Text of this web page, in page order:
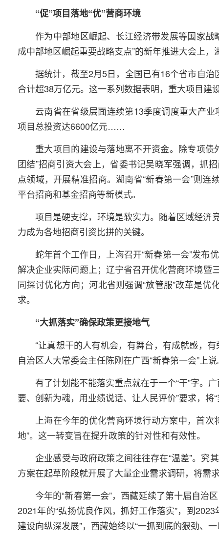
“促”项目落地“优”营商环境
作为中部地区崛起、长江经济带发展等国家
成中部地区崛起重要战略支点”的新年推进大会上
据统计，截至2月5日，全国已有16个省市自
合计超38万亿元。这一系列数据表明，重大项目建
云南省在省级层面连续第13季度调度重大产
项目总投资达6600亿元……
重大项目的建设与落地离不开资金。除专项
团结”招商引资大会上，省委书记吴晓军强调，抓
点领域，开展精准招商。湖南省“新春第一会”则
平台招商和基金招商等新模式。
项目是硬支撑，环境是软实力。随着区域经济
力成为各地招商引资比拼的关键。
蛇年首个工作日，上海召开“新春第一会”发
解决企业实际问题上；辽宁省召开优化营商环境暨
同探讨优化方向；河北省则强调“放管服”改革是
求。
“大抓落实”确保政策更接地气
“让真想干的人有机会，有舞台，有成就感，
自治区人大常委会主任陈刚在广西“新春第一会”上
有了计划能不能落实重点就在于一个“干”字。
要、创新为魂，用业绩说话、让人民评价”要求，将
上海在今年的优化营商环境行动方案中，首次
地”。这一转变旨在提升政策的针对性和有效性。
企业感受与政府政策之间往往存在“温差”。究
方案在起草阶段就开展了大量企业需求调研，将需
今年的“新春第一会”，西藏延续了第十届自治
2021年的“弘扬优良作风，抓好工作落实”，到
建设向纵深发展”，西藏始终以“一抓到底的狠劲、